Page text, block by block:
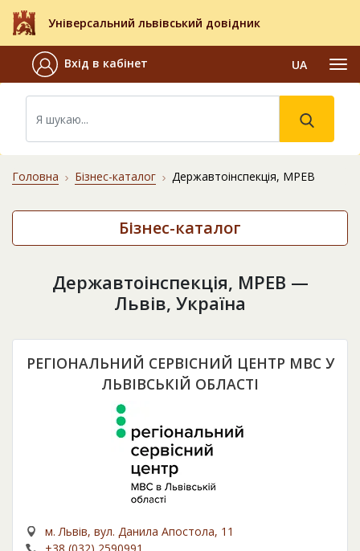
Універсальний львівський довідник
Вхід в кабінет UA
Головна Бізнес-каталог Державтоінспекція, МРЕВ
Бізнес-каталог
Державтоінспекція, МРЕВ —
Львів, Україна
РЕГІОНАЛЬНИЙ СЕРВІСНИЙ ЦЕНТР МВС У
ЛЬВІВСЬКІЙ ОБЛАСТІ
м. Львів, вул. Данила Апостола, 11